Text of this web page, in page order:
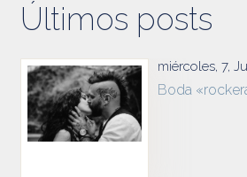
Últimos posts
miércoles, 7,
Boda